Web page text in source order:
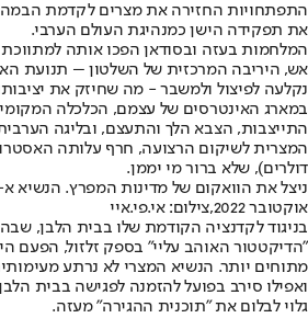
התפתחויות החזירה את מצרים לקדמת
את תפקידה הישן כמנהיגת העולם הערבי.
המלחמות בעזה ובסודאן הפכו אותה
אש, היריבה המרכזית של השלטון – תנועת
נקלעה לפיצול ולמשבר - מה שחיזק את
במארג האינטרסים של עצמם, הכלכלה
התייצבות, הצבא הלך והתעצם, ובליגה
דולרים), שלא ברור מי יממן.
ניצל את הוואקום של מדינות המפרץ. הנשיא
אוקטובר 2022,צילום: אי.פי.איי
בניגוד לקדנציה הקודמת שלו בבית הלבן,
"הדיקטטור האוהב עליי" בספק זלזול, הפעם
מתוחים יותר. הנשיא המצרי לא נרתע
ואפילו סירב בפועל להזמנה לפגישה בבית
גלוי לבלום את "תוכנית ההגירה" מעזה.